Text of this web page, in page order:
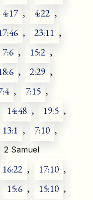
4:17 , 4:22 ,
, 23:11 ,
7:6 , 15:2 ,
, 2:29 ,
, 7:15 ,
14:48 , 19:5 ,
13:1 , 7:10 ,
2 Samuel
16:22 , 17:10 ,
15:6 , 15:10 ,